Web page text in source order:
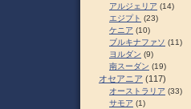
アルジェリア (14)
エジプト (23)
ケニア (10)
ブルキナファソ (11)
ヨルダン (9)
南スーダン (19)
オセアニア (117)
オーストラリア (33)
サモア (1)